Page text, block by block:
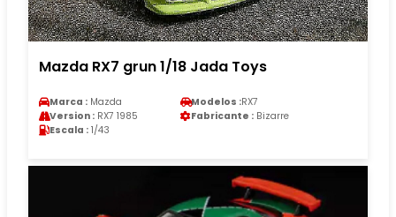
Mazda RX7 grun 1/18 Jada Toys
Marca : Mazda Modelos :RX7
Version : RX7 1985 Fabricante : Bizarre
Escala : 1/43